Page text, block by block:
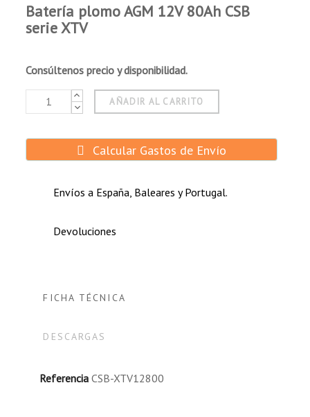
Batería plomo AGM 12V 80Ah CSB
serie XTV
Consúltenos precio y disponibilidad.
AÑADIR AL CARRITO
Calcular Gastos de Envío
Envíos a España, Baleares y Portugal.
Devoluciones
FICHA TÉCNICA
DESCARGAS
Referencia CSB-XTV12800